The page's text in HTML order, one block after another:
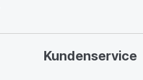
Kundenservice